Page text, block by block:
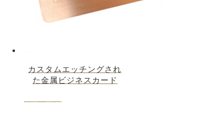
カスタムエッチングされ
た金属ビジネスカード